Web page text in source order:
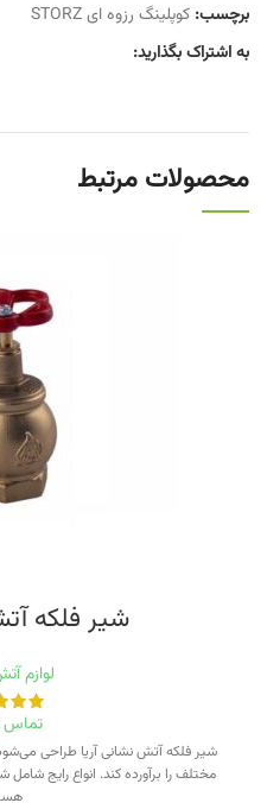
برچسب: کوپلینگ رزوه ای STORZ
به اشتراک بگذارید:
محصولات مرتبط
شیر فلکه
لوازم
تماس
شیر فلکه آتش نشانی آریا طراحی
مختلف را برآورده کند. انواع رایج